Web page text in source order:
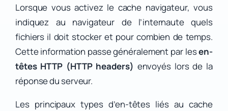
Lorsque vous activez le cache navigateur, vous
indiquez au navigateur de l’internaute quels
fichiers il doit stocker et pour combien de temps.
Cette information passe généralement par lesen-
têtes HTTP (HTTP headers) envoyés lors de la
réponse du serveur.
Les principaux types d’en-têtes liés au cache